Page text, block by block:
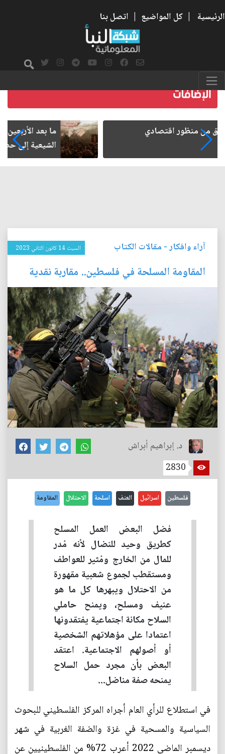
الرئيسية | كل المواضيع | اتصل بنا
ما بعد الأربعين.. كيف اتسعت الزيارة من هويتها
الشيعية إلى حضور عالمي؟
آراء وافكار- مقالات الكتاب السبت 14 كانون الثاني 2023
المقاومة المسلحة في فلسطين.. مقاربة نقدية
د. إبراهيم أبراش
2830
فلسطين اسرائيل العنف اسلحة الاحتلال المقاومة
فضل البعض العمل المسلح
كطريق وحيد للنضال لأنه مُدر
للمال من الخارج ومُثير للعواطف
ومستقطب لجموع شعبية مقهورة
من الاحتلال ويبهرها كل ما هو
عنيف ومسلح، ويمنح حاملي
السلاح مكانة اجتماعية يفتقدونها
اعتمادا على مؤهلاتهم الشخصية
أو أصولهم الاجتماعية. اعتقد
البعض بأن مجرد حمل السلاح
يمنحه صفة مناضل...
في استطلاع للرأي العام أجراه المركز الفلسطيني للبحوث
السياسية والمسحية في غزة والضفة الغربية في شهر
ديسمبر الماضي 2022 أعرب 72% من الفلسطينيين عن